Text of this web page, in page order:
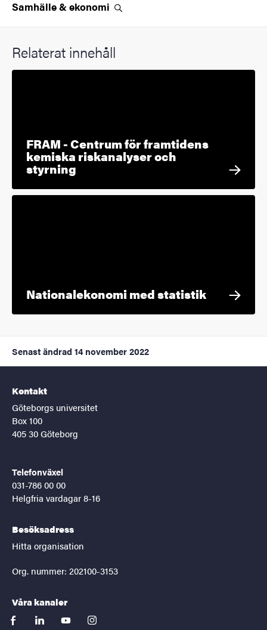
Samhälle &ekonomi
Relaterat innehåll
FRAM - Centrum för framtidens
kemiska riskanalyser och
styrning
Nationalekonomi med statistik
Senast ändrad 14 november 2022
Kontakt
Göteborgs universitet
Box 100
405 30 Göteborg
Telefonväxel
031-786 00 00
Helgfria vardagar 8-16
Besöksadress
Hitta organisation
Org. nummer: 202100-3153
Våra kanaler
facebooklinkedinyoutubeinstagram